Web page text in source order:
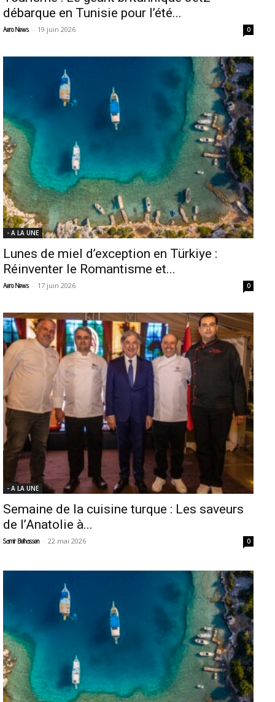
débarque en Tunisie pour l’été...
Aero News - 19 juin 2026 0
- A LA UNE
Lunes de miel d’exception en Türkiye :
Réinventer le Romantisme et...
Aero News - 17 juin 2026 0
- A LA UNE
Semaine de la cuisine turque : Les saveurs
de l’Anatolie à...
Samir Belhassen - 22 mai 2026 0